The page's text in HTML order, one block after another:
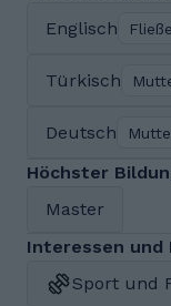
Englisch
Türkisch
Deutsch
Höchster
Master
Interessen und
Sport und